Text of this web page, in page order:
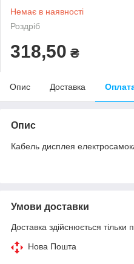
Немає в наявності
Роздріб
318,50 ₴
Опис Доставка
Опис
Кабель дисплея
Умови доставки
Доставка здійснюється тільки
Нова Пошта